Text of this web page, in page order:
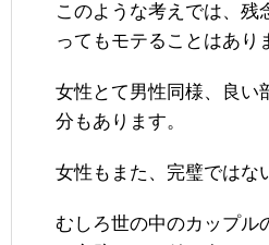
このような考えでは、残
ってもモテることはあり
女性とて男性同様、良い
分もあります。
女性もまた、完璧ではな
むしろ世の中のカップル